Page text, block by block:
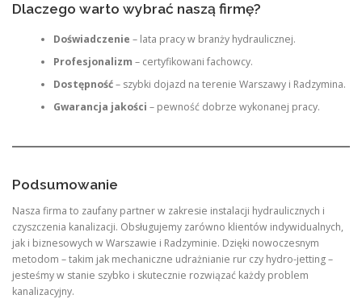
Dlaczego warto wybrać naszą firmę?
Doświadczenie – lata pracy w branży hydraulicznej.
Profesjonalizm – certyfikowani fachowcy.
Dostępność– szybki dojazd na terenie Warszawy i Radzymina.
Gwarancja jakości – pewność dobrze wykonanej pracy.
Podsumowanie
Nasza firma to zaufany partner w zakresie instalacji hydraulicznych i
czyszczenia kanalizacji. Obsługujemy zarówno klientów indywidualnych,
jak i biznesowych w Warszawie i Radzyminie. Dzięki nowoczesnym
metodom – takim jak mechaniczne udrażnianie rur czy hydro-jetting –
jesteśmy w stanie szybko i skutecznie rozwiązać każdy problem
kanalizacyjny.